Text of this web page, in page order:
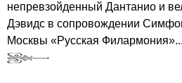
непревзойденный Дантанио и
Дэвидс в сопровождении
Москвы «Русская Филармония»...